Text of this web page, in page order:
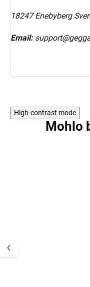
18247 Enebyberg
Email:
High-contrast mode
Mohlo